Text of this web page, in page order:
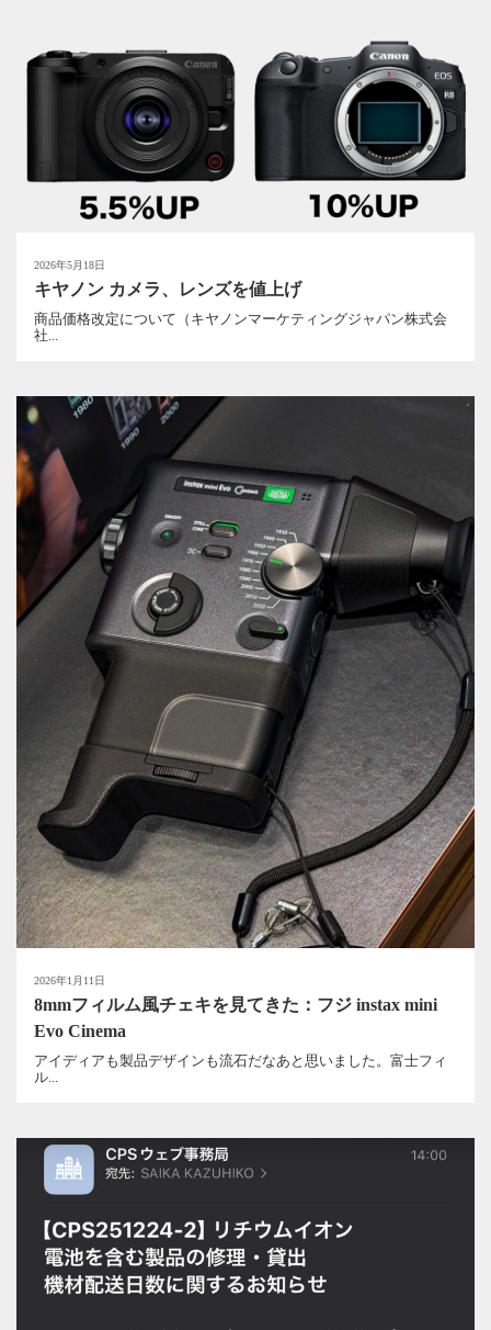
2026年5月18日
キヤノン カメラ、レンズを値上げ
商品価格改定について（キヤノンマーケティングジャパン株式会
社...
2026年1月11日
8mmフィルム風チェキを見てきた：フジ instax mini
Evo Cinema
アイディアも製品デザインも流石だなあと思いました。富士フィ
ル...